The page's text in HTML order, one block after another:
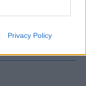
Privacy Policy